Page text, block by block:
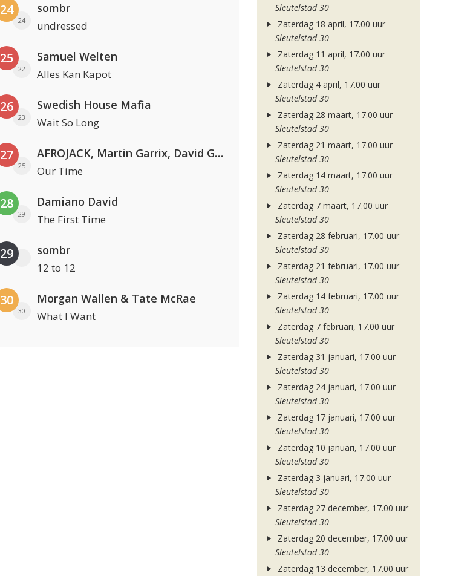
24
24
sombr
undressed
25
22
Samuel Welten
Alles Kan Kapot
26
23
Swedish House Mafia
Wait So Long
27
25
AFROJACK, Martin Garrix, David Guetta & Amél
Our Time
28
29
Damiano David
The First Time
29 sombr
12 to 12
30
30
Morgan Wallen & Tate McRae
What I Want
Sleutelstad 30
Zaterdag 18 april, 17.00 uur
Sleutelstad 30
Zaterdag 11 april, 17.00 uur
Sleutelstad 30
Zaterdag 4 april, 17.00 uur
Sleutelstad 30
Zaterdag 28 maart, 17.00 uur
Sleutelstad 30
Zaterdag 21 maart, 17.00 uur
Sleutelstad 30
Zaterdag 14 maart, 17.00 uur
Sleutelstad 30
Zaterdag 7 maart, 17.00 uur
Sleutelstad 30
Zaterdag 28 februari, 17.00 uur
Sleutelstad 30
Zaterdag 21 februari, 17.00 uur
Sleutelstad 30
Zaterdag 14 februari, 17.00 uur
Sleutelstad 30
Zaterdag 7 februari, 17.00 uur
Sleutelstad 30
Zaterdag 31 januari, 17.00 uur
Sleutelstad 30
Zaterdag 24 januari, 17.00 uur
Sleutelstad 30
Zaterdag 17 januari, 17.00 uur
Sleutelstad 30
Zaterdag 10 januari, 17.00 uur
Sleutelstad 30
Zaterdag 3 januari, 17.00 uur
Sleutelstad 30
Zaterdag 27 december, 17.00 uur
Sleutelstad 30
Zaterdag 20 december, 17.00 uur
Sleutelstad 30
Zaterdag 13 december, 17.00 uur